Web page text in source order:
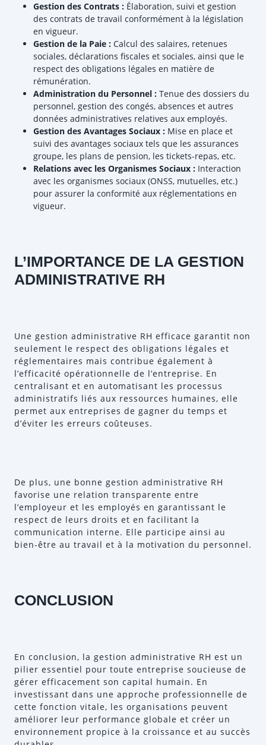
Gestion des Contrats : Élaboration, suivi et gestion
des contrats de travail conformément à la législation
en vigueur.
Gestion de la Paie : Calcul des salaires, retenues
sociales, déclarations fiscales et sociales, ainsi que le
respect des obligations légales en matière de
rémunération.
Administration du Personnel : Tenue des dossiers du
personnel, gestion des congés, absences et autres
données administratives relatives aux employés.
Gestion des Avantages Sociaux : Mise en place et
suivi des avantages sociaux tels que les assurances
groupe, les plans de pension, les tickets-repas, etc.
Relations avec les Organismes Sociaux : Interaction
avec les organismes sociaux (ONSS, mutuelles, etc.)
pour assurer la conformité aux réglementations en
vigueur.
L’IMPORTANCE DE LA GESTION
ADMINISTRATIVE RH
Une gestion administrative RH efficace garantit non
seulement le respect des obligations légales et
réglementaires mais contribue également à
l’efficacité opérationnelle de l’entreprise. En
centralisant et en automatisant les processus
administratifs liés aux ressources humaines, elle
permet aux entreprises de gagner du temps et
d’éviter les erreurs coûteuses.
De plus, une bonne gestion administrative RH
favorise une relation transparente entre
l’employeur et les employés en garantissant le
respect de leurs droits et en facilitant la
communication interne. Elle participe ainsi au
bien-être au travail et à la motivation du personnel.
CONCLUSION
En conclusion, la gestion administrative RH est un
pilier essentiel pour toute entreprise soucieuse de
gérer efficacement son capital humain. En
investissant dans une approche professionnelle de
cette fonction vitale, les organisations peuvent
améliorer leur performance globale et créer un
environnement propice à la croissance et au succès